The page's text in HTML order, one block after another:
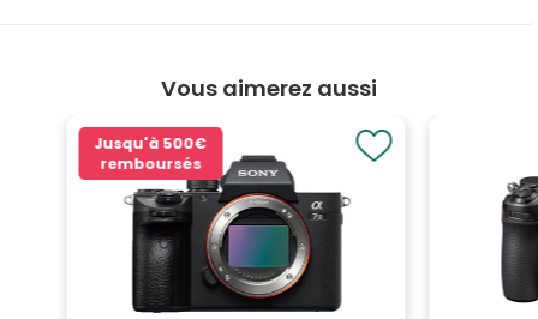
Vous aimerez aussi
Jusqu'à 500€
remboursés